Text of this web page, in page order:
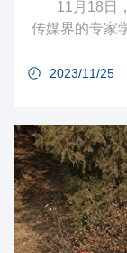
传媒界的专家
余人一起，共
2023/11/25